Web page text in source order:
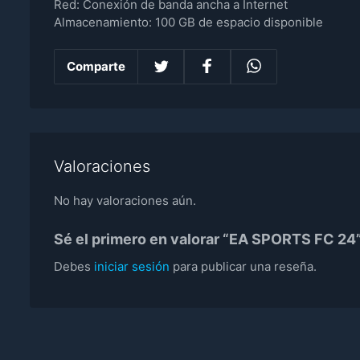
Red: Conexión de banda ancha a Internet
Almacenamiento: 100 GB de espacio disponible
Comparte
Valoraciones
No hay valoraciones aún.
Sé el primero en valorar “EA SPORTS FC
Debes iniciar sesión para publicar una reseña.